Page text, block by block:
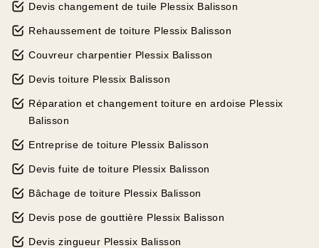
Devis changement de tuile Plessix Balisson
Rehaussement de toiture Plessix Balisson
Couvreur charpentier Plessix Balisson
Devis toiture Plessix Balisson
Réparation et changement toiture en ardoise Plessix
Balisson
Entreprise de toiture Plessix Balisson
Devis fuite de toiture Plessix Balisson
Bâchage de toiture Plessix Balisson
Devis pose de gouttière Plessix Balisson
Devis zingueur Plessix Balisson